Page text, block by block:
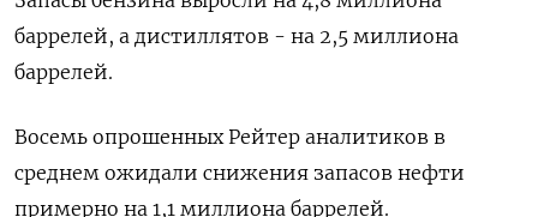
баррелей, а дистиллятов - на 2,5 миллиона
баррелей.
Восемь опрошенных Рейтер аналитиков в
среднем ожидали снижения запасов нефти
примерно на 1,1 миллиона баррелей.